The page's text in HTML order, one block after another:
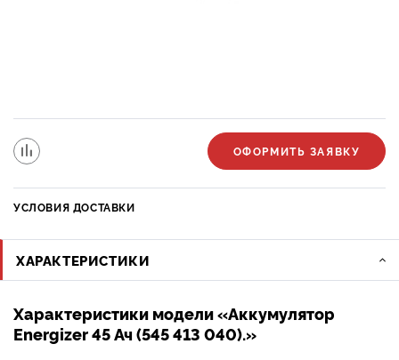
ОФОРМИТЬ ЗАЯВКУ
УСЛОВИЯ ДОСТАВКИ
ХАРАКТЕРИСТИКИ
Характеристики модели «Аккумулятор
Energizer 45 Ач (545 413 040).»